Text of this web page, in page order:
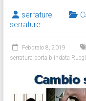
serrature
serrature
Febbraio 8, 2019
serratura porta blindata